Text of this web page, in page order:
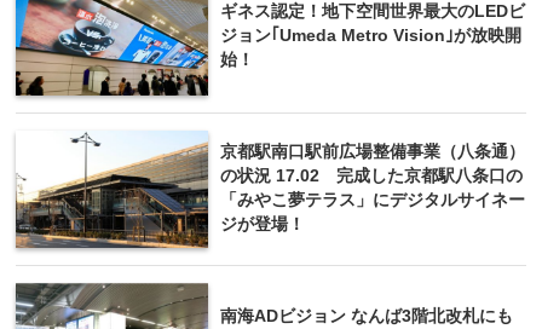
ギネス認定！地下空間世界最大のLEDビ
ジョン｢Umeda Metro Vision｣が放映開
始！
京都駅南口駅前広場整備事業（八条通）
の状況 17.02 完成した京都駅八条口の
「みやこ夢テラス」にデジタルサイネー
ジが登場！
南海ADビジョン なんば3階北改札にも